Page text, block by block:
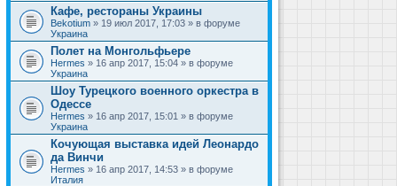
Кафе, рестораны Украины
Bekotium » 19 июл 2017, 17:03 » в форуме
Украина
Полет на Монгольфьере
Hermes » 16 апр 2017, 15:04 » в форуме
Украина
Шоу Турецкого военного оркестра в
Одессе
Hermes » 16 апр 2017, 15:01 » в форуме
Украина
Кочующая выставка идей Леонардо
да Винчи
Hermes » 16 апр 2017, 14:53 » в форуме
Италия